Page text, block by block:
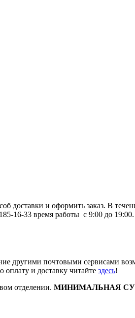
доставки и оформить заказ. В
16-33 время работы с 9:00 до
другими почтовыми сервисами
оплату и доставку читайте здесь!
отделении. МИНИМАЛЬНАЯ